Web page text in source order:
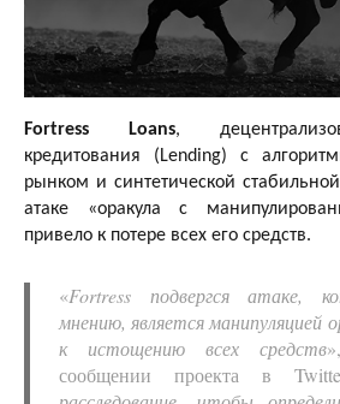
Fortress Loans,
кредитования (Lending) с
рынком и синтетической
атаке «оракула с
привело к потере всех его средств.
«Fortress подвергся атаке,
мнению, является манипуляцией
к истощению всех средств
сообщении проекта в